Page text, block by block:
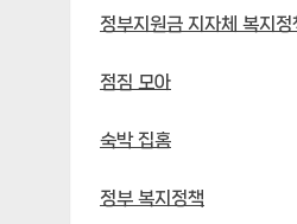
정부지원금 지자체 복지정
점짐 모아
숙박 집홈
정부 복지정책